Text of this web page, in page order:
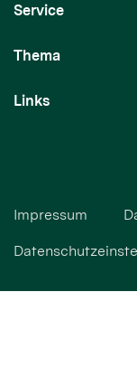
Service
Thema
Links
Impressum